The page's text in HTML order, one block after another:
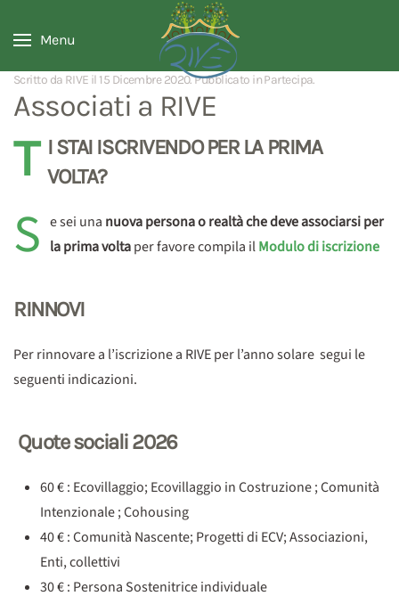
Menu
Scritto da RIVE il 15 Dicembre 2020. Pubblicato inPartecipa.
Associati a RIVE
T I STAI ISCRIVENDO PER LA PRIMA
VOLTA?
S e sei una nuova persona o realtà che deve associarsi per
la prima voltaper favore compila ilModulo di iscrizione
RINNOVI
Per rinnovare a l’iscrizione a RIVE per l’anno solare segui le
seguenti indicazioni.
Quote sociali 2026
60 € : Ecovillaggio; Ecovillaggio in Costruzione ; Comunità
Intenzionale ; Cohousing
40 € : Comunità Nascente; Progetti di ECV; Associazioni,
Enti, collettivi
30 € : Persona Sostenitrice individuale